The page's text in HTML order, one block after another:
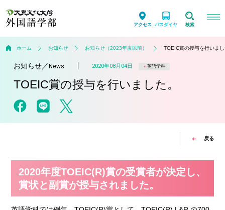
アクセス バスダイヤ 検索
ホーム お知らせ お知らせ（2023年度以前） TOEIC賞の授与を行いま
お知らせ／ News 2020年08月04日 英語学科
TOEIC賞の授与を行いました。
戻る
2020年度TOEIC(R)賞の受賞者が決定し、
賞状と副賞が授与されました。